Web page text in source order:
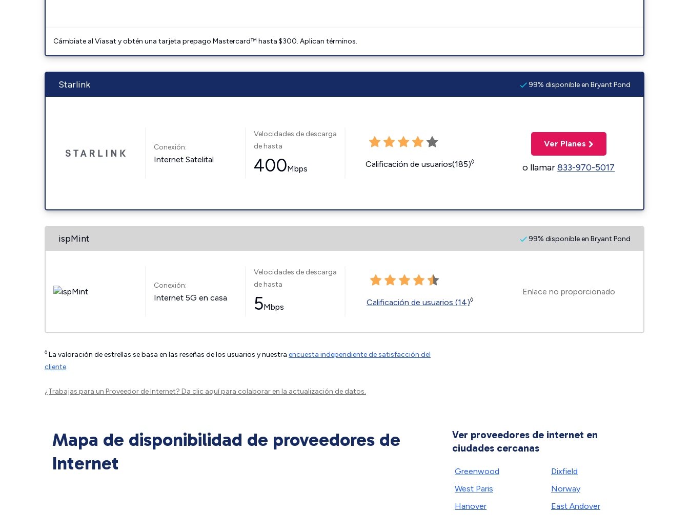
Cámbiate al Viasat y obtén una tarjeta prepago Mastercard™ hasta $300. Aplican términos.
Starlink 99% disponible en Bryant Pond
Conexión:
Internet Satelital
Velocidades de descarga
de hasta
400Mbps Calificación de usuarios(185)◊
Ver Planes
o llamar833-970-5017
ispMint 99% disponible en Bryant Pond
Conexión:
Internet 5G en casa
Velocidades de descarga
de hasta
5Mbps Calificación de usuarios (14)◊
Enlace no proporcionado
◊ La valoración de estrellas se basa en las reseñas de los usuarios y nuestra encuesta independiente de satisfacción del
cliente.
¿Trabajas para un Proveedor de Internet? Da clic aquípara colaborar en la actualización de datos.
Mapa de disponibilidad de proveedores de
Internet
Ver proveedores de internet en
ciudades cercanas
Greenwood
West Paris
Hanover
Dixfield
Norway
East Andover